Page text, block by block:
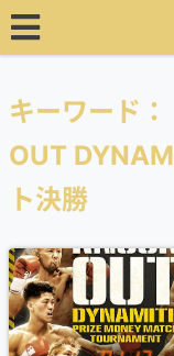
キーワード
OUT
ト決勝